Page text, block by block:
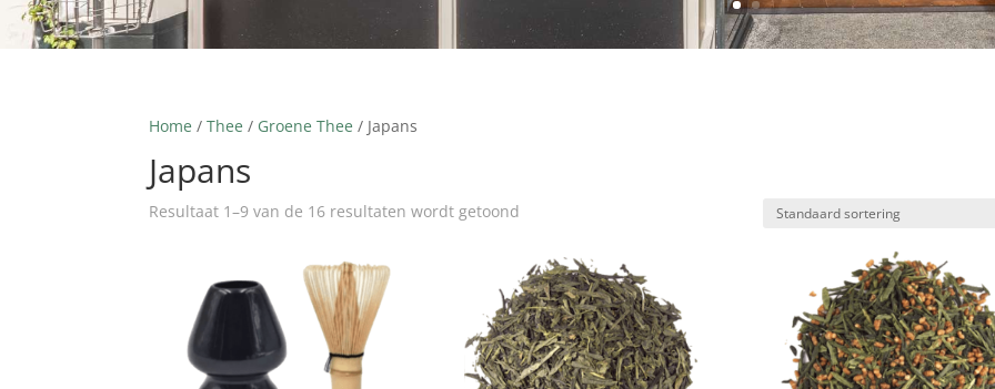
Home /Thee / Groene Thee / Japans
Japans
Resultaat 1–9 van de 16 resultaten wordt getoond